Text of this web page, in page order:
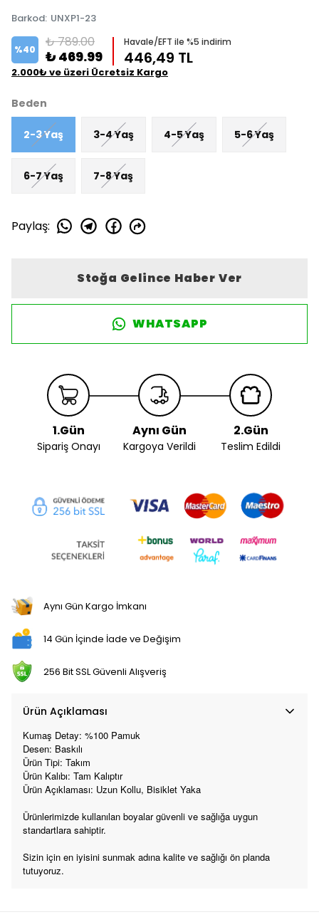
Barkod: UNXP1-23
%40 ₺ 789.00
₺ 469.99
Havale/EFT ile %5 indirim
446,49 TL
2.000₺ ve üzeri Ücretsiz Kargo
Beden
2-3 Yaş 3-4 Yaş 4-5 Yaş 5-6 Yaş
6-7 Yaş 7-8 Yaş
Paylaş:
Stoğa Gelince Haber Ver
WHATSAPP
1.Gün
Sipariş Onayı
Aynı Gün
Kargoya Verildi
2.Gün
Teslim Edildi
Aynı Gün Kargo İmkanı
14 Gün İçinde İade ve Değişim
256 Bit SSL Güvenli Alışveriş
Ürün Açıklaması
Kumaş Detay: %100 Pamuk
Desen: Baskılı
Ürün Tipi: Takım
Ürün Kalıbı: Tam Kalıptır
Ürün Açıklaması: Uzun Kollu, Bisiklet Yaka
Ürünlerimizde kullanılan boyalar güvenli ve sağlığa uygun
standartlara sahiptir.
Sizin için en iyisini sunmak adına kalite ve sağlığı ön planda
tutuyoruz.